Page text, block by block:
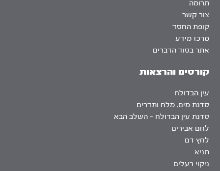
תרומה
צור קשר
קופת החסד
מרכז מידע
אתר בסוד הדברים
קורסים והרצאות
עין הבדולח
סדנת מים, מלח ותדרים
סדנת עין הבדולח – השלב הבא
לחם אבירים
לחץ דם
תניא
ניקוי רעלים